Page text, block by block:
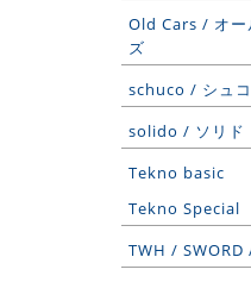
Old Cars / オー
ズ
schuco / シュ
solido / ソリド
Tekno basic
Tekno Special
TWH /